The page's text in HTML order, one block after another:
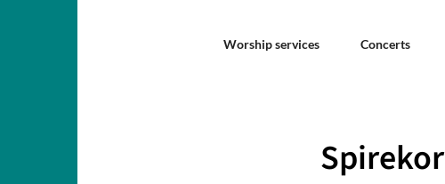
Worship services Concerts
Spirekor